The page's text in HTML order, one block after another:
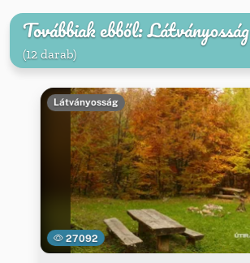
Továbbiak ebből: Látványosság
(12 darab)
27092
Látványosság